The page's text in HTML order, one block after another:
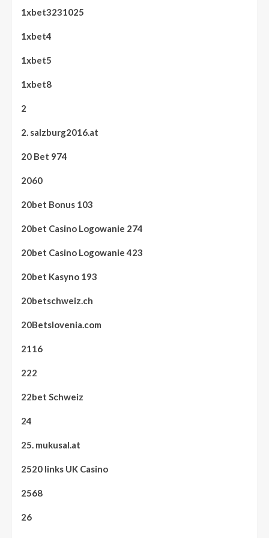
1xbet3231025
1xbet4
1xbet5
1xbet8
2
2. salzburg2016.at
20 Bet 974
2060
20bet Bonus 103
20bet Casino Logowanie 274
20bet Casino Logowanie 423
20bet Kasyno 193
20betschweiz.ch
20Betslovenia.com
2116
222
22bet Schweiz
24
25. mukusal.at
2520 links UK Casino
2568
26